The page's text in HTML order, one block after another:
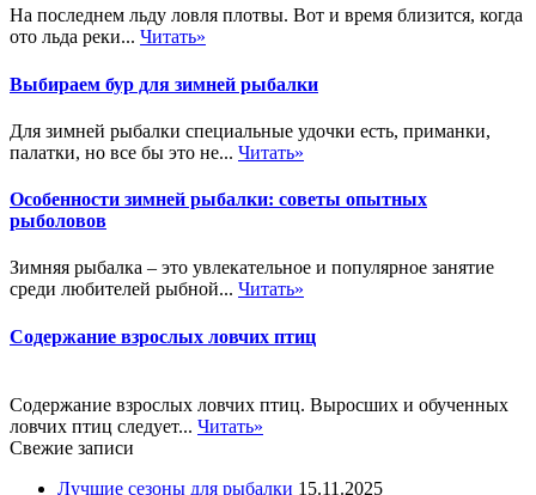
На последнем льду ловля плотвы. Вот и время близится, когда
ото льда реки... Читать»
Выбираем бур для зимней рыбалки
Для зимней рыбалки специальные удочки есть, приманки,
палатки, но все бы это не... Читать»
Особенности зимней рыбалки: советы опытных
рыболовов
Зимняя рыбалка – это увлекательное и популярное занятие
среди любителей рыбной... Читать»
Содержание взрослых ловчих птиц
Содержание взрослых ловчих птиц. Выросших и обученных
ловчих птиц следует... Читать»
Свежие записи
Лучшие сезоны для рыбалки 15.11.2025